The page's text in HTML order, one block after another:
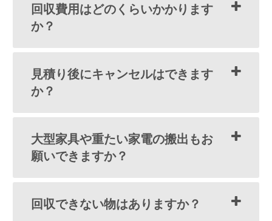
回収費用はどのくらいかかります
か？
見積り後にキャンセルはできます
か？
大型家具や重たい家電の搬出もお
願いできますか？
回収できない物はありますか？